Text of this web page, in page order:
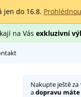
jen do 16.8.
na Vás exkluzivní
Nakupte ještě za
adopravu máte